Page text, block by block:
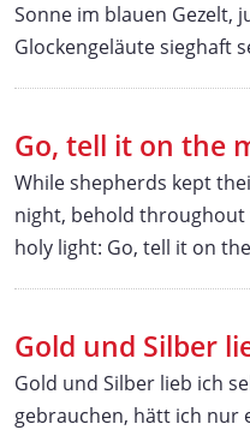
Sonne im blauen Gezelt,
Glockengeläute sieghaft
Go, tell it on the
While shepherds kept
night, behold throughout
holy light: Go, tell it on
Gold und Silber
Gold und Silber lieb ich
gebrauchen, hätt ich nur